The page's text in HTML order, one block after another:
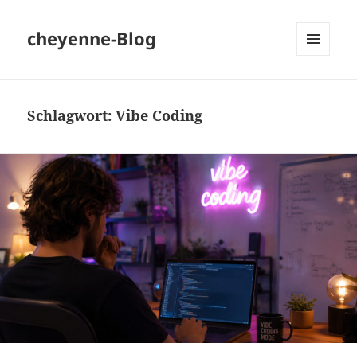
cheyenne-Blog
Schlagwort:Vibe Coding